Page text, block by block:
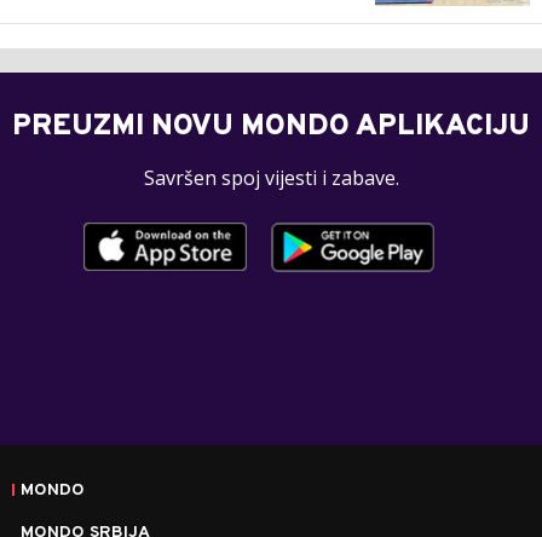
PREUZMI NOVU MONDO APLIKACIJU
Savršen spoj vijesti i zabave.
MONDO
MONDO SRBIJA